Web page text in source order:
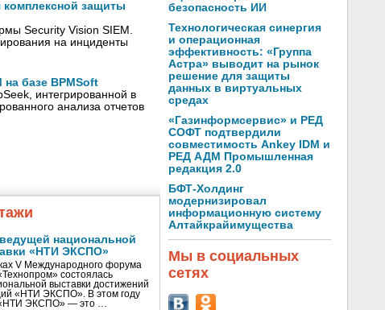
защиты
Security Vision SIEM.
на инциденты
базе BPMSoft
интегрированной в
анализа отчетов
национальной
«НТИ ЭКСПО»
V Международного форума
состоялась
выставки достижений
«НТИ ЭКСПО». В этом году
ЭКСПО» — это …
безопасность ИИ
Технологическая синергия
и операционная
эффективность: «Группа
Астра» выводит на рынок
решение для защиты
данных в виртуальных
средах
«Газинформсервис» и РЕД
СОФТ подтвердили
совместимость Ankey IDM и
РЕД АДМ Промышленная
редакция 2.0
БФТ-Холдинг
модернизировал
информационную систему
Алтайкрайимущества
Мы в социальных
сетях